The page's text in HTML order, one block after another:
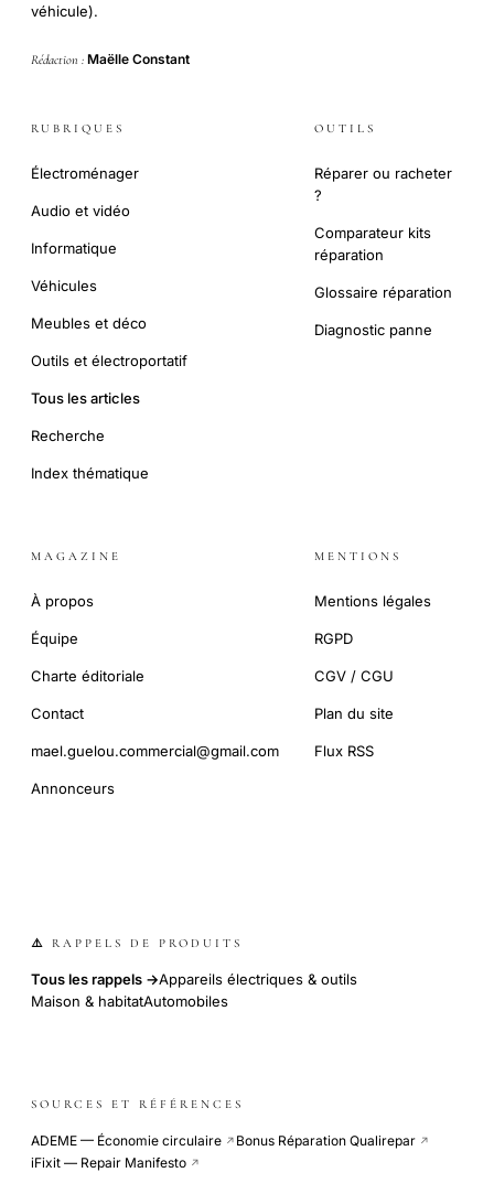
véhicule).
Rédaction : Maëlle Constant
RUBRIQUES
Électroménager
Audio et vidéo
Informatique
Véhicules
Meubles et déco
Outils et électroportatif
Tous les articles
Recherche
Index thématique
OUTILS
Réparer ou racheter
?
Comparateur kits
réparation
Glossaire réparation
Diagnostic panne
MAGAZINE
À propos
Équipe
Charte éditoriale
Contact
mael.guelou.commercial@gmail.com
Annonceurs
MENTIONS
Mentions légales
RGPD
CGV / CGU
Plan du site
Flux RSS
⚠️ RAPPELS DE PRODUITS
Tous les rappels →Appareils électriques & outils
Maison & habitatAutomobiles
SOURCES ET RÉFÉRENCES
ADEME — Économie circulaire ↗ Bonus Réparation Qualirepar ↗
iFixit — Repair Manifesto ↗